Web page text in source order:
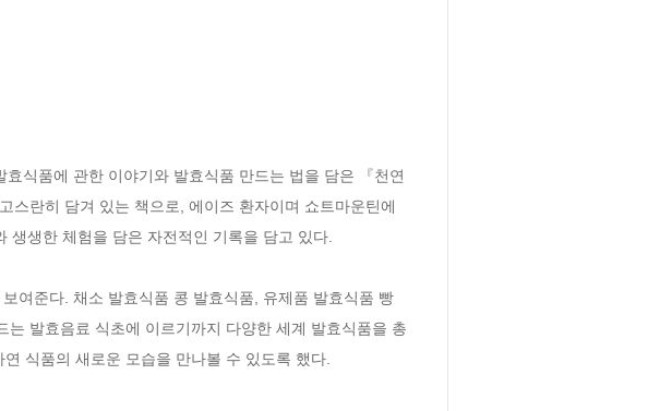
식품에 관한 이야기와 발효식품 만드는 법을 담은 『천연
스란히 담겨 있는 책으로, 에이즈 환자이며 쇼트마운틴에
생한 체험을 담은 자전적인 기록을 담고 있다.
여준다. 채소 발효식품 콩 발효식품, 유제품 발효식품 빵
발효음료 식초에 이르기까지 다양한 세계 발효식품을 총
식품의 새로운 모습을 만나볼 수 있도록 했다.